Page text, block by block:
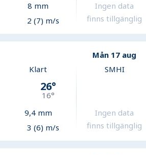
8 mm
2 (7) m/s
Ingen data
finns tillgänglig
Mån 17 aug
Klart
26°
16°
9,4mm
3 (6) m/s
SMHI
Ingen data
finns tillgänglig